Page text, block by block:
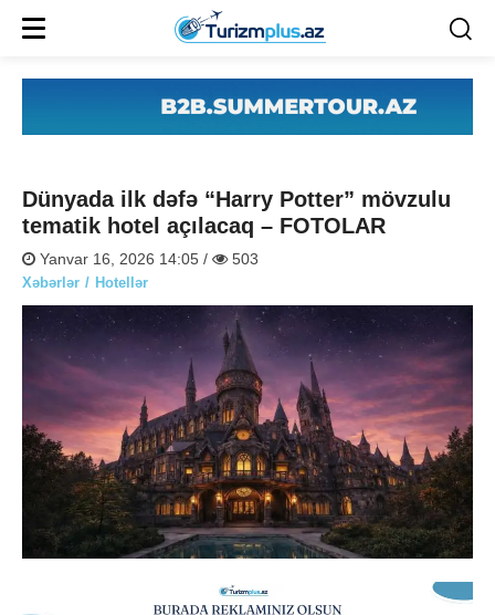
Dünyada ilk dəfə “Harry Potter” mövzulu
tematik hotel açılacaq – FOTOLAR
Yanvar 16, 2026 14:05 / 503
Xəbərlər Hotellər